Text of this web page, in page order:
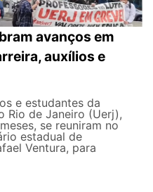
avanços em
auxílios e
e estudantes da
Rio de Janeiro (Uerj),
se reuniram no
estadual de
Ventura, para